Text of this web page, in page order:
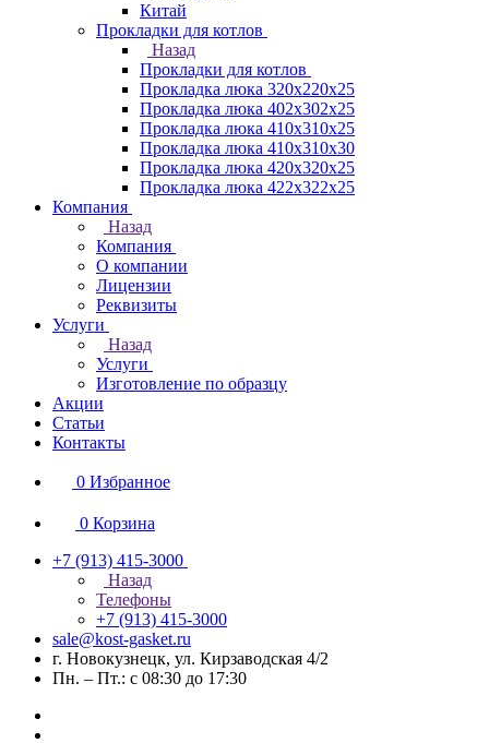
Китай
Прокладки для котлов
Назад
Прокладки для котлов
Прокладка люка 320x220x25
Прокладка люка 402x302x25
Прокладка люка 410x310x25
Прокладка люка 410х310х30
Прокладка люка 420x320x25
Прокладка люка 422x322x25
Компания
Назад
Компания
О компании
Лицензии
Реквизиты
Услуги
Назад
Услуги
Изготовление по образцу
Акции
Статьи
Контакты
0 Избранное
0 Корзина
+7 (913) 415-3000
Назад
Телефоны
+7 (913) 415-3000
sale@kost-gasket.ru
г. Новокузнецк, ул. Кирзаводская 4/2
Пн. – Пт.: с 08:30 до 17:30